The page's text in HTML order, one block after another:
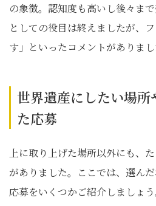
の象徴。認知度も高いし後々ま
としての役目は終えましたが、
す」といったコメントがありまし
世界遺産にしたい場所
た応募
上に取り上げた場所以外にも、
がありました。ここでは、選ん
応募をいくつかご紹介しましょう